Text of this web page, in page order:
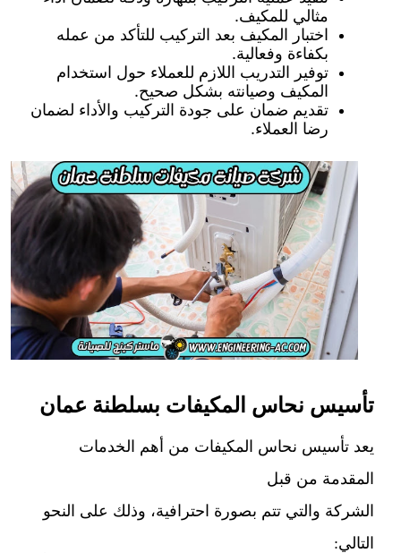
مثالي للمكيف.
اختبار المكيف بعد التركيب للتأكد من عمله
بكفاءة وفعالية.
توفير التدريب اللازم للعملاء حول استخدام
المكيف وصيانته بشكل صحيح.
تقديم ضمان على جودة التركيب والأداء لضمان
رضا العملاء.
تأسيس نحاس المكيفات بسلطنة عمان
يعد تأسيس نحاس المكيفات من أهم الخدمات
المقدمة من قبل
الشركة والتي تتم بصورة احترافية، وذلك على النحو
التالي: